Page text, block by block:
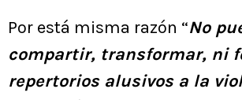
Por está misma razón “No
compartir, transformar, ni
repertorios alusivos a la